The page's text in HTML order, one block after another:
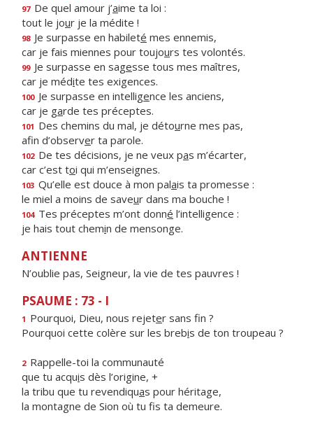
97 De quel amour j’aime ta loi :
tout le jour je la médite !
98 Je surpasse en habileté mes ennemis,
car je fais miennes pour toujours tes volontés.
99 Je surpasse en sagesse tous mes maîtres,
car je médite tes exigences.
100 Je surpasse en intelligence les anciens,
car je garde tes préceptes.
101 Des chemins du mal, je détourne mes pas,
afin d’observer ta parole.
102 De tes décisions, je ne veux pas m’écarter,
car c’est toi qui m’enseignes.
103 Qu’elle est douce à mon palais ta promesse :
le miel a moins de saveur dans ma bouche !
104 Tes préceptes m’ont donné l’intelligence :
je hais tout chemin de mensonge.
ANTIENNE
N’oublie pas, Seigneur, la vie de tes pauvres !
PSAUME : 73 - I
1 Pourquoi, Dieu, nous rejeter sans fin ?
Pourquoi cette colère sur les brebis de ton troupeau ?
2 Rappelle-toi la communauté
que tu acquis dès l’origine, +
la tribu que tu revendiquas pour héritage,
la montagne de Sion où tu fs ta demeure.